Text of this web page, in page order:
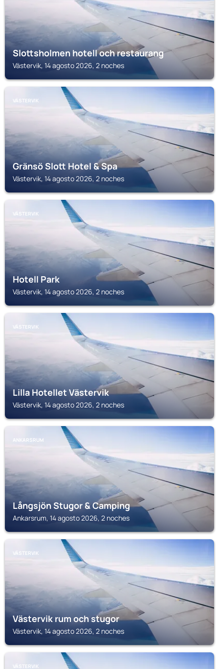
Slottsholmen hotell och restaurang
Västervik, 14 agosto 2026, 2 noches
VÄSTERVIK
Gränsö Slott Hotel & Spa
Västervik, 14 agosto 2026, 2 noches
VÄSTERVIK
Hotell Park
Västervik, 14 agosto 2026, 2 noches
VÄSTERVIK
Lilla Hotellet Västervik
Västervik, 14 agosto 2026, 2 noches
ANKARSRUM
Långsjön Stugor & Camping
Ankarsrum, 14 agosto 2026, 2 noches
VÄSTERVIK
Västervik rum och stugor
Västervik, 14 agosto 2026, 2 noches
VÄSTERVIK